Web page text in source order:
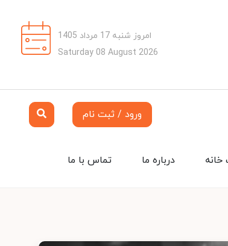
امروز شنبه 17 مرداد 1405
Saturday 08 August 2026
ورود / ثبت نام
تماس با ما درباره ما